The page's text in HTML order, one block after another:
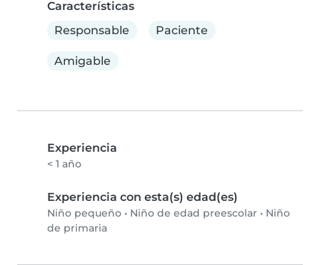
Características
Responsable
Paciente
Amigable
Experiencia
< 1 año
Experiencia con esta(s) edad(es)
Niño pequeño • Niño de edad preescolar • Niño
de primaria